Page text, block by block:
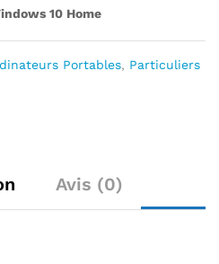
10 Home
Portables, Particuliers
Avis (0)